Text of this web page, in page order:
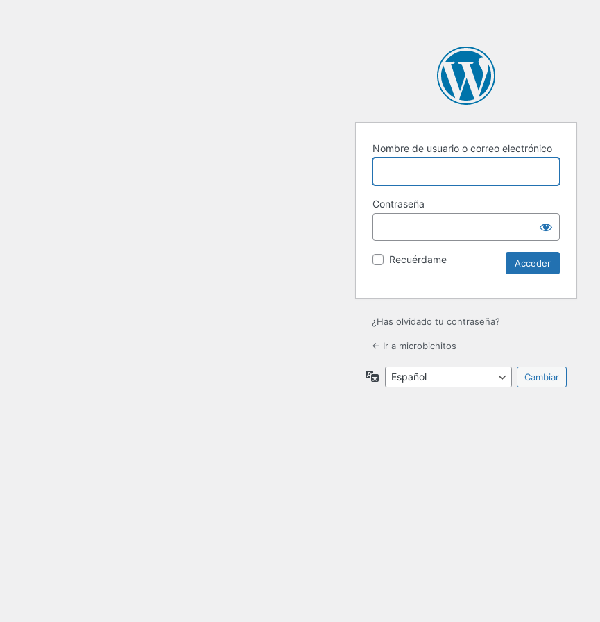
Nombre de usuario o correo electrónico
Contraseña
Recuérdame
¿Has olvidado tu contraseña?
← Ir a microbichitos
Idioma